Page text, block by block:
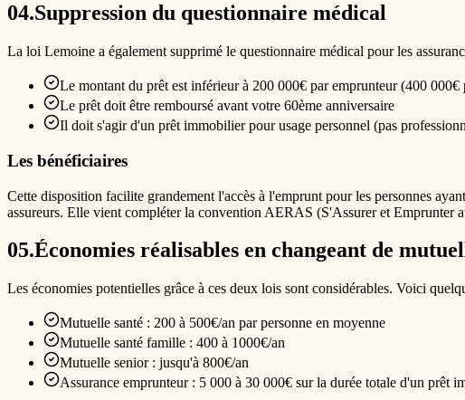
04.Suppression du questionnaire médical
La loi Lemoine a également supprimé le questionnaire médical pour les
Le montant du prêt est inférieur à 200 000€ par emprunteur (400 000€
Le prêt doit être remboursé avant votre 60ème anniversaire
Il doit s'agir d'un prêt immobilier pour usage personnel (pas
Les bénéficiaires
Cette disposition facilite grandement l'accès à l'emprunt pour les personnes
assureurs. Elle vient compléter la convention AERAS (S'Assurer et Emprunter
05.Économies réalisables en changeant de
Les économies potentielles grâce à ces deux lois sont considérables. Voici
Mutuelle santé : 200 à 500€/an par personne en moyenne
Mutuelle santé famille : 400 à 1000€/an
Mutuelle senior : jusqu'à 800€/an
Assurance emprunteur : 5 000 à 30 000€ sur la durée totale d'un prêt